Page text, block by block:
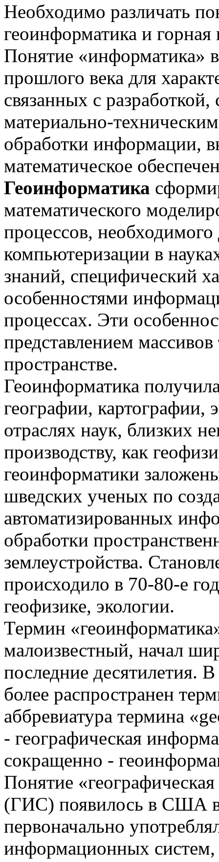
Необходимо различать
геоинформатика и
Понятие «информатика»
прошлого века для
связанных с
материально-
обработки информации,
математическое
Геоинформатика
математического
процессов,
компьютеризации в
знаний, специфический
особенностями
процессах. Эти
представлением
пространстве.
Геоинформатика
географии, картографии,
отраслях наук, близких
производству, как
геоинформатики
шведских ученых по
автоматизированных
обработки
землеустройства.
происходило в 70-80-е
геофизике, экологии.
Термин
малоизвестный, начал
последние десятилетия.
более распространен
аббревиатура термина
- географическая
сокращенно -
Понятие
(ГИС) появилось в США в
первоначально
информационных систем,